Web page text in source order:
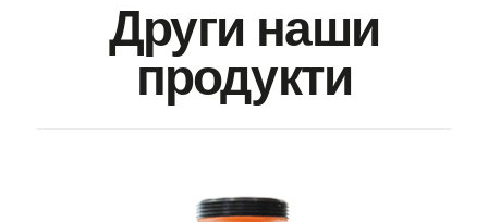
Други наши
продукти